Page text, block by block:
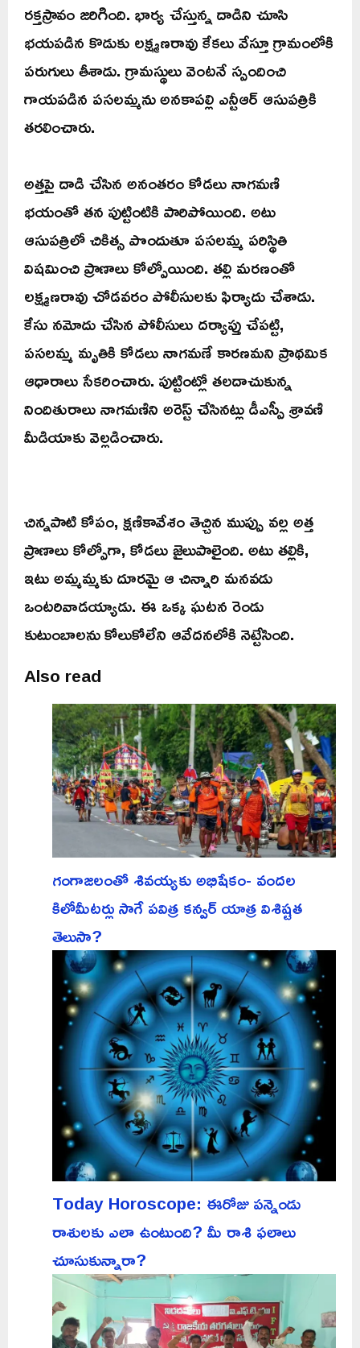
రక్తస్రావం జరిగింది. భార్య చేస్తున్న దాడిని చూసి
భయపడిన కొడుకు లక్ష్మణరావు కేకలు వేస్తూ గ్రామంలోకి
పరుగులు తీశాడు. గ్రామస్థులు వెంటనే స్పందించి
గాయపడిన పసలమ్మను అనకాపల్లి ఎన్టీఆర్ ఆసుపత్రికి
తరలించారు.
అత్తపై దాడి చేసిన అనంతరం కోడలు నాగమణి
భయంతో తన పుట్టింటికి పారిపోయింది. అటు
ఆసుపత్రిలో చికిత్స పొందుతూ పసలమ్మ పరిస్థితి
విషమించి ప్రాణాలు కోల్పోయింది. తల్లి మరణంతో
లక్ష్మణరావు చోడవరం పోలీసులకు ఫిర్యాదు చేశాడు.
కేసు నమోదు చేసిన పోలీసులు దర్యాప్తు చేపట్టి,
పసలమ్మ మృతికి కోడలు నాగమణే కారణమని ప్రాథమిక
ఆధారాలు సేకరించారు. పుట్టింట్లో తలదాచుకున్న
నిందితురాలు నాగమణిని అరెస్ట్ చేసినట్లు డీఎస్పీ శ్రావణి
మీడియాకు వెల్లడించారు.
చిన్నపాటి కోపం, క్షణికావేశం తెచ్చిన ముప్పు వల్ల అత్త
ప్రాణాలు కోల్పోగా, కోడలు జైలుపాలైంది. అటు తల్లికి,
ఇటు అమ్మమ్మకు దూరమై ఆ చిన్నారి మనవడు
ఒంటరివాడయ్యాడు. ఈ ఒక్క ఘటన రెండు
కుటుంబాలను కోలుకోలేని ఆవేదనలోకి నెట్టేసింది.
Also read
గంగాజలంతో శివయ్యకు అభిషేకం- వందల
కిలోమీటర్లు సాగే పవిత్ర కన్వర్ యాత్ర విశిష్టత
తెలుసా?
Today Horoscope: ఈరోజు పన్నెండు
రాశులకు ఎలా ఉంటుంది? మీ రాశి ఫలాలు
చూసుకున్నారా?